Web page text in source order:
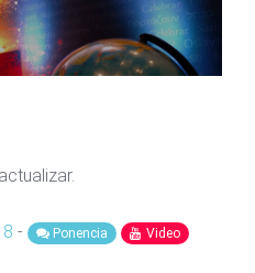
- Ponencia Video